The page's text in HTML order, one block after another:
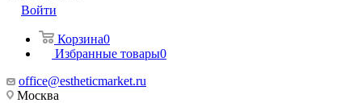
Войти
Корзина0
Избранные товары0
office@estheticmarket.ru
Москва